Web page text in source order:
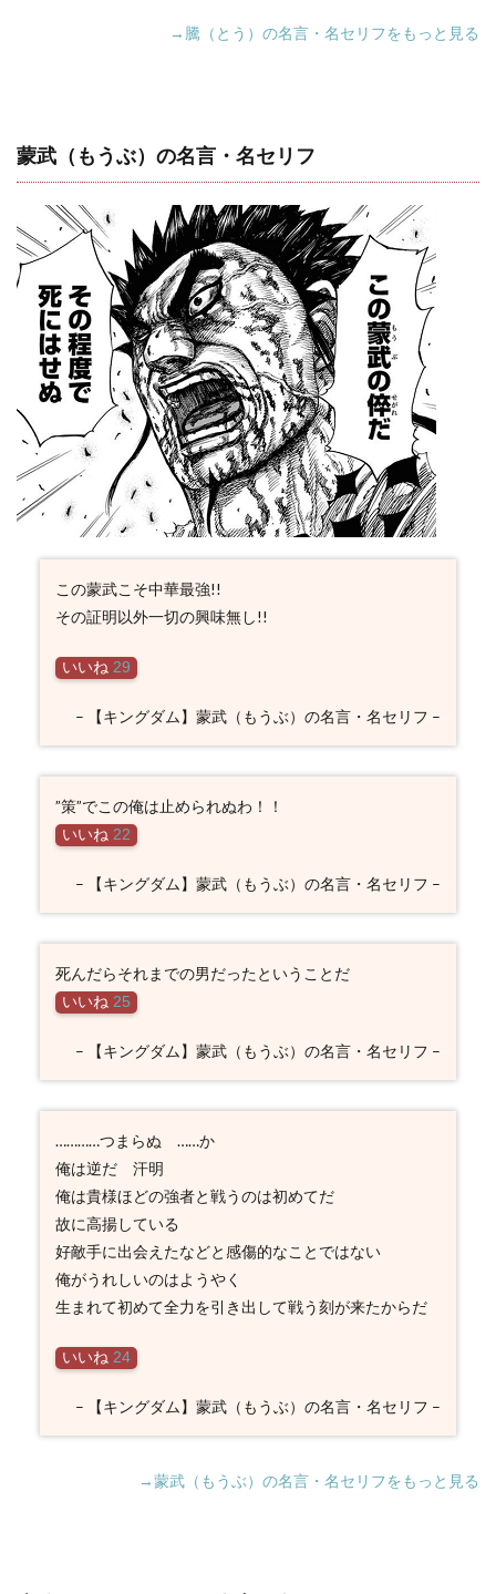
→騰（とう）の名言・名セリフをもっと見る
蒙武（もうぶ）の名言・名セリフ
この蒙武こそ中華最強!!
その証明以外一切の興味無し!!
いいね 29
– 【キングダム】蒙武（もうぶ）の名言・名セリフ –
”策”でこの俺は止められぬわ！！
いいね 22
– 【キングダム】蒙武（もうぶ）の名言・名セリフ –
死んだらそれまでの男だったということだ
いいね 25
– 【キングダム】蒙武（もうぶ）の名言・名セリフ –
…………つまらぬ ……か
俺は逆だ 汗明
俺は貴様ほどの強者と戦うのは初めてだ
故に高揚している
好敵手に出会えたなどと感傷的なことではない
俺がうれしいのはようやく
生まれて初めて全力を引き出して戦う刻が来たからだ
いいね 24
– 【キングダム】蒙武（もうぶ）の名言・名セリフ –
→蒙武（もうぶ）の名言・名セリフをもっと見る